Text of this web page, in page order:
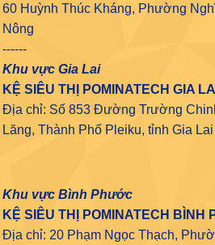
60 Huỳnh Thúc Kháng, Phường
Nông
------
Khu vực Gia Lai
KỆ SIÊU THỊ POMINATECH GIA LAI
Địa chỉ: Số 853 Đường Trường
Lăng, Thành Phố Pleiku, tỉnh Gia Lai
Khu vực Bình Phước
KỆ SIÊU THỊ POMINATECH BÌNH
Địa chỉ: 20 Phạm Ngọc Thạch,